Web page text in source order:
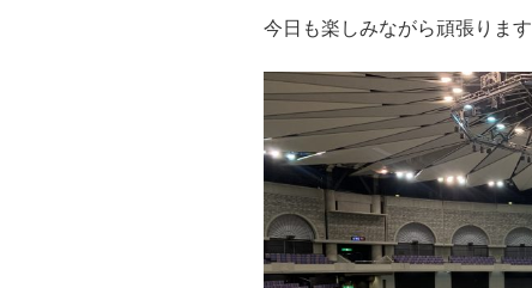
今日も楽しみながら頑張ります